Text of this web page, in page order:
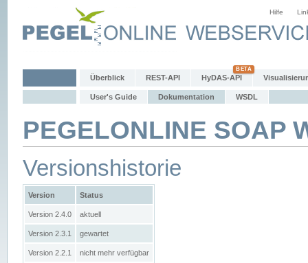
Hilfe
Überblick REST-API HyDAS-API
User's Guide Dokumentation WSDL
PEGELONLINE SOAP
Versionshistorie
Version Status
Version 2.4.0 aktuell
Version 2.3.1 gewartet
Version 2.2.1 nicht mehr verfügbar